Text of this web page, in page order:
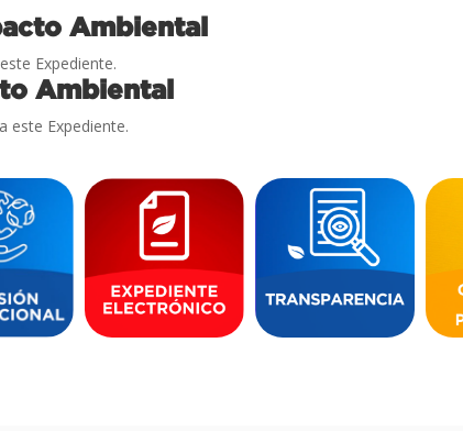
Ambiental
Expediente.
Ambiental
este Expediente.